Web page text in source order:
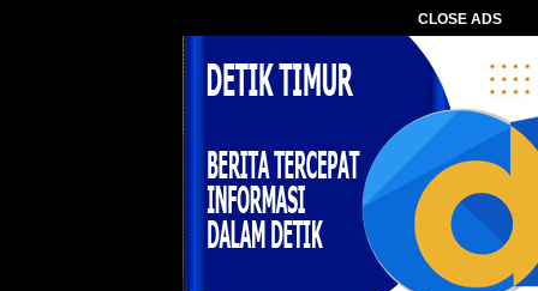
CLOSE ADS